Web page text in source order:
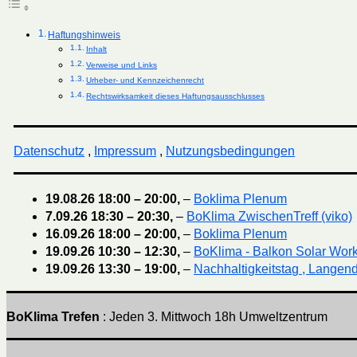
Haftungshinweis
Inhalt
Verweise und Links
Urheber- und Kennzeichenrecht
Rechtswirksamkeit dieses Haftungsausschlusses
Datenschutz , Impressum , Nutzungsbedingungen
19.08.26 18:00 – 20:00,– Boklima Plenum
7.09.26 18:30 – 20:30,– BoKlima ZwischenTreff (viko)
16.09.26 18:00 – 20:00,– Boklima Plenum
19.09.26 10:30 – 12:30,– BoKlima - Balkon Solar
19.09.26 13:30 – 19:00,– Nachhaltigkeitstag ,
BoKlima Trefen : Jeden 3. Mittwoch 18h Umweltzentrum